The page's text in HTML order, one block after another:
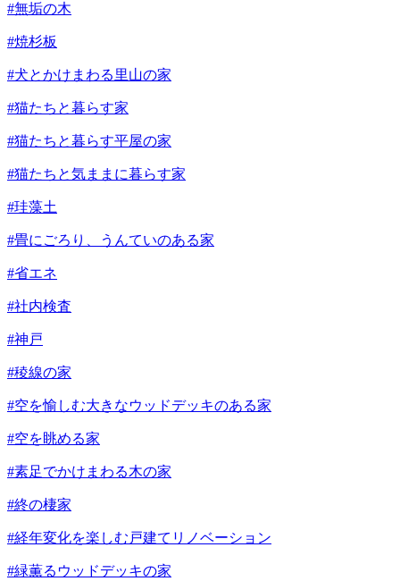
#無垢の木
#焼杉板
#犬とかけまわる里山の家
#猫たちと暮らす家
#猫たちと暮らす平屋の家
#猫たちと気ままに暮らす家
#珪藻土
#畳にごろり、うんていのある家
#省エネ
#社内検査
#神戸
#稜線の家
#空を愉しむ大きなウッドデッキのある家
#空を眺める家
#素足でかけまわる木の家
#終の棲家
#経年変化を楽しむ戸建てリノベーション
#緑薫るウッドデッキの家